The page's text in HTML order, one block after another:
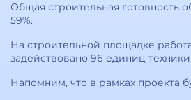
Общая строительная готовность
59%.
На строительной площадке
задействовано 96 единиц техники.
Напомним, что в рамках проекта